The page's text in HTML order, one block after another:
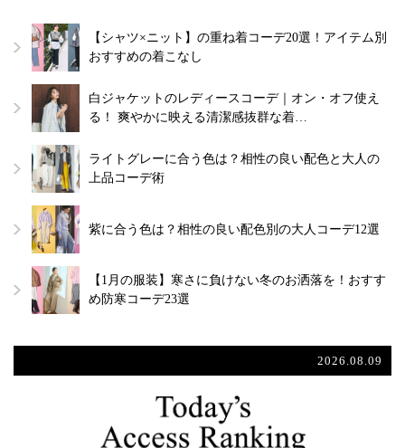
【シャツ×ニット】の重ね着コーデ20選！アイテム別
おすすめの着こなし
白ジャケットのレディースコーデ｜オン・オフ使え
る！ 爽やかに映える清潔感抜群な着…
ライトグレーに合う色は？相性の良い配色と大人の
上品コーデ術
紫に合う色は？相性の良い配色別の大人コーデ12選
【1月の服装】寒さに負けない冬のお洒落を！おすす
め防寒コーデ23選
2026.08.09